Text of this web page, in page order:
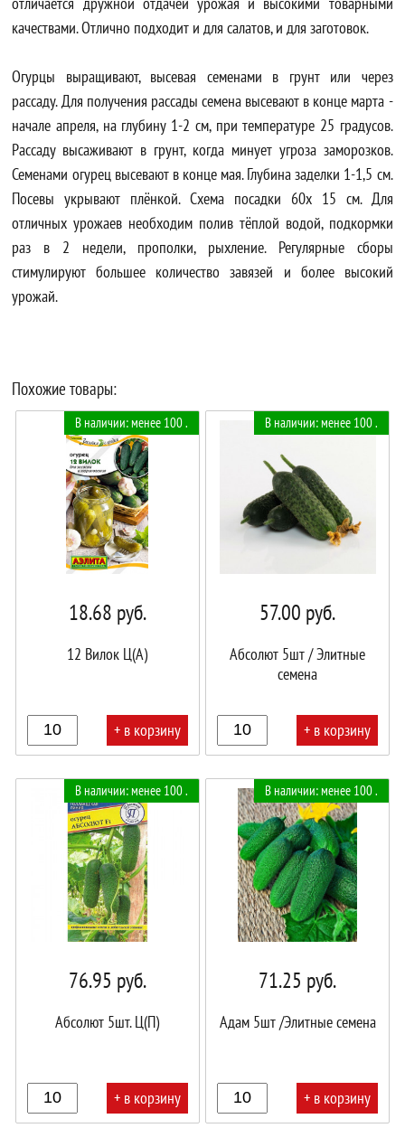
качествами. Отлично подходит и для салатов, и для заготовок.
Огурцы выращивают, высевая семенами в грунт или через
рассаду. Для получения рассады семена высевают в конце марта -
начале апреля, на глубину 1-2 см, при температуре 25 градусов.
Рассаду высаживают в грунт, когда минует угроза заморозков.
Семенами огурец высевают в конце мая. Глубина заделки 1-1,5 см.
Посевы укрывают плёнкой. Схема посадки 60х 15 см. Для
отличных урожаев необходим полив тёплой водой, подкормки
раз в 2 недели, прополки, рыхление. Регулярные сборы
стимулируют большее количество завязей и более высокий
урожай.
Похожие товары:
В наличии: менее 100 .
18.68 руб.
12 Вилок Ц(А)
+ в корзину
В наличии: менее 100 .
57.00 руб.
Абсолют 5шт / Элитные
семена
+ в корзину
корзине!
В наличии: менее 100 .
76.95 руб.
Абсолют 5шт. Ц(П)
+ в корзину
В наличии: менее 100 .
71.25 руб.
Адам 5шт /Элитные семена
+ в корзину